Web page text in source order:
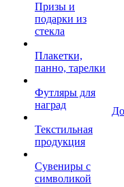
Призы и
подарки из
стекла
Плакетки,
панно, тарелки
Футляры для
наград
Текстильная
продукция
Сувениры с
символикой